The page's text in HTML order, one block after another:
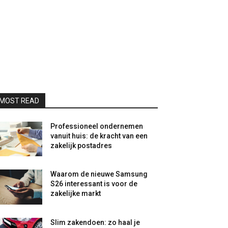
READ
Professioneel ondernemen
vanuit huis: de kracht van een
zakelijk postadres
Waarom de nieuwe Samsung
S26 interessant is voor de
zakelijke markt
Slim zakendoen: zo haal je